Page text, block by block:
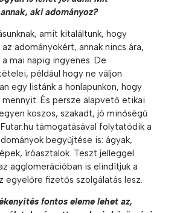
aki adományoz?
amit kitaláltunk, hogy
adományokért, annak nincs ára,
mai napig ingyenes. De
például hogy ne váljon
egy listánk a honlapunkon, hogy
És persze alapvető etikai
koszos, szakadt, jó minőségű
támogatásával folytatódik a
begyűjtése is: ágyak,
íróasztalok. Teszt jelleggel
agglomerációban is elindítjuk a
egyelőre fizetős szolgálatás lesz.
fontos eleme lehet az,